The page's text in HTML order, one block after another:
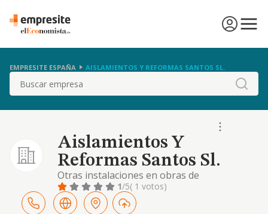
EMPRESITE ESPAÑA AISLAMIENTOS Y REFORMAS SANTOS SL.
Buscar
Aislamientos Y
Reformas Santos Sl.
Otras instalaciones en obras de
construcción 1/5( 1 votos)